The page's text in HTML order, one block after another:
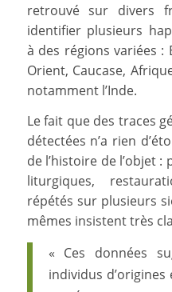
retrouvé sur divers
identifier plusieurs
à des régions variées :
Orient, Caucase,
notamment l’Inde.
Le fait que des traces
détectées n’a rien
de l’histoire de l’objet
liturgiques,
répétés sur plusieurs
mêmes insistent très
« Ces données
individus